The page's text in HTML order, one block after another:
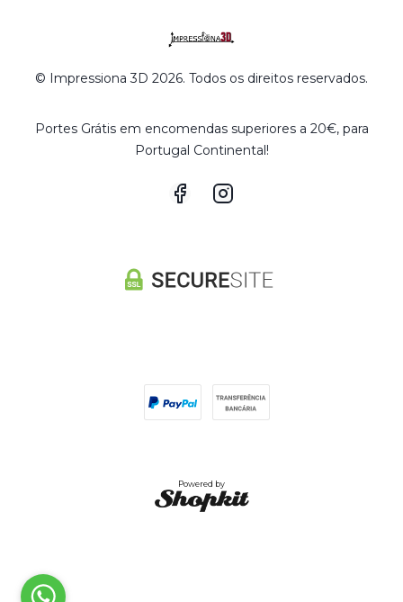
© Impressiona 3D 2026. Todos os direitos reservados.
Portes Grátis em encomendas superiores a 20€, para
Portugal Continental!
Powered by